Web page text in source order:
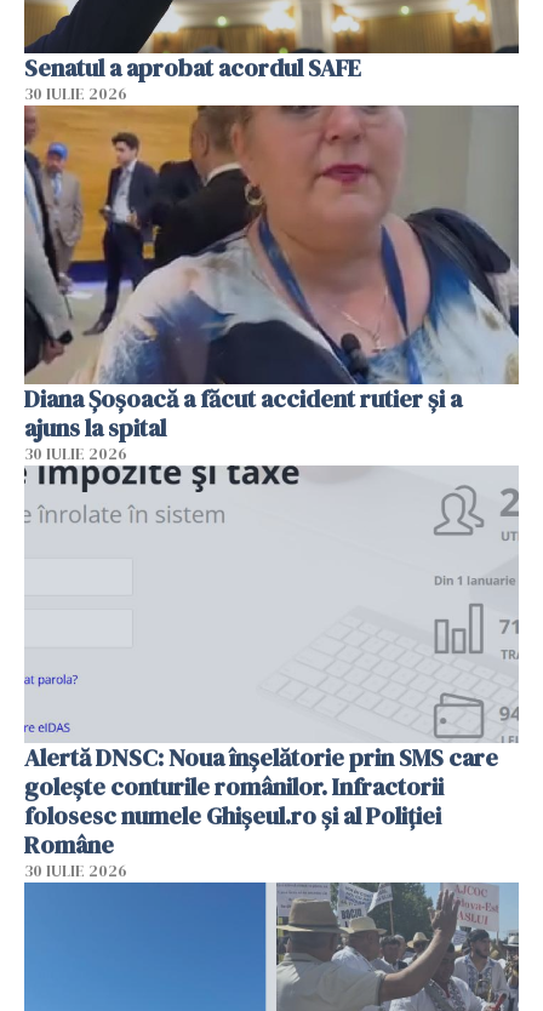
Senatul a aprobat acordul SAFE
30 IULIE 2026
Diana Șoșoacă a făcut accident rutier și a
ajuns la spital
30 IULIE 2026
Alertă DNSC: Noua înșelătorie prin SMS care
golește conturile românilor. Infractorii
folosesc numele Ghișeul.ro și al Poliției
Române
30 IULIE 2026